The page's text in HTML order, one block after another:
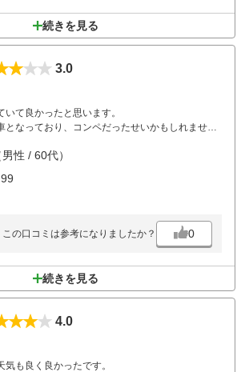
続きを見る
3.0
て良かったと思います。
となっており、コンペだったせいかもしれません
ん親切でしたが、あるスタッフの対応が威圧的で
聞いたとき、すごく怒ったように説明をされまし
。
男性 / 60代）
この口コミは参考になりましたか？ 0
続きを見る
4.0
も良く良かったです。